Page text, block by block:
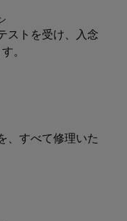
ストを受け、入念
。
、すべて修理いた